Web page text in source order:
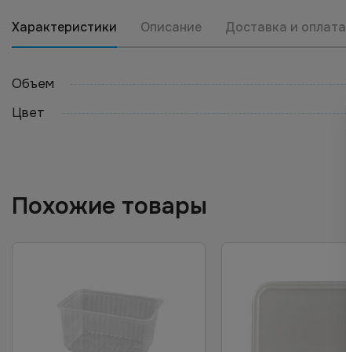
Характеристики Описание Доставка и оплата
Объем
Цвет
Похожие товары